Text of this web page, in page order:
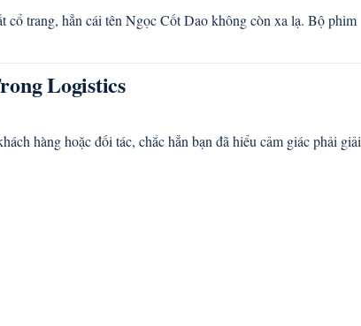
cổ trang, hẳn cái tên Ngọc Cốt Dao không còn xa lạ. Bộ phim
Logistics
hàng hoặc đối tác, chắc hẳn bạn đã hiểu cảm giác phải giải